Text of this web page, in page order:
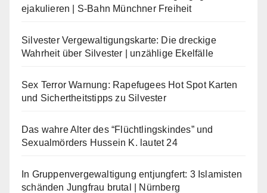
ejakulieren | S-Bahn Münchner Freiheit
Silvester Vergewaltigungskarte: Die dreckige
Wahrheit über Silvester | unzählige Ekelfälle
Sex Terror Warnung: Rapefugees Hot Spot Karten
und Sichertheitstipps zu Silvester
Das wahre Alter des “Flüchtlingskindes” und
Sexualmörders Hussein K. lautet 24
In Gruppenvergewaltigung entjungfert: 3 Islamisten
schänden Jungfrau brutal | Nürnberg